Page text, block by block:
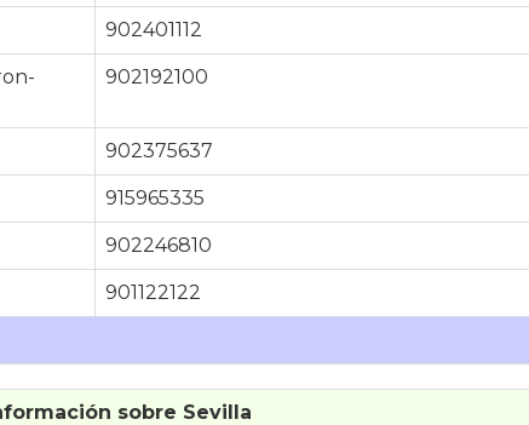
902401112
902192100
902375637
915965335
902246810
901122122
sobre Sevilla